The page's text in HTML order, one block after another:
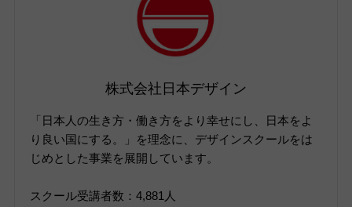
株式会社日本デザイン
「日本人の生き方・働き方をより幸せにし、日本をよ
り良い国にする。」を理念に、デザインスクールをは
じめとした事業を展開しています。
スクール受講者数：4,881人